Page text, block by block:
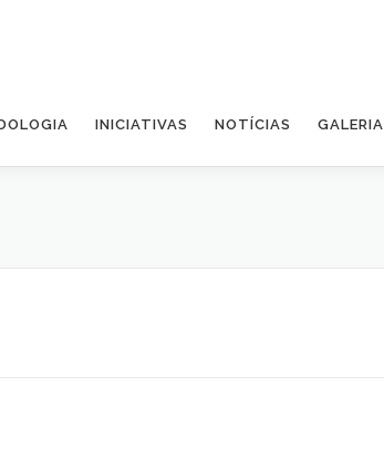
INICIATIVAS NOTÍCIAS GALERIA